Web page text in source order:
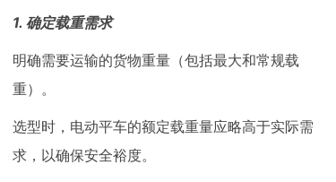
1. ‌确定载重需求‌
明确需要运输的货物重量（包括最大和常规载
重）。
选型时，电动平车的额定载重量应略高于实际需
求，以确保安全裕度。